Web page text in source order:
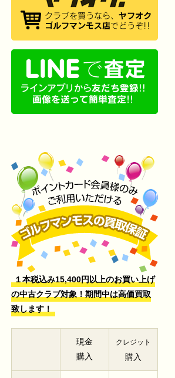
１本税込み15,400円以上のお買い上げ
の中古クラブ対象！期間中は高価買取
致します！
現金
購入
クレジット
購入